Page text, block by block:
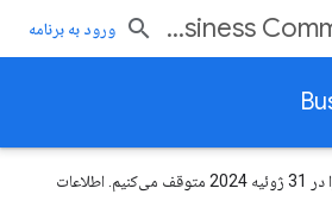
Business Communications ورود به برنامه
پیام‌های کسب و کار Google را در 31 ژوئیه 2024 متوقف می‌کنیم. اطلاعات